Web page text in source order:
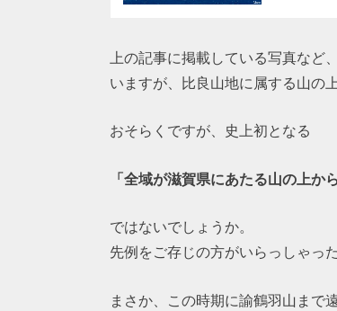
上の記事に掲載している写真など
いますが、比良山地に属する山の
おそらくですが、史上初となる
「全域が滋賀県にあたる山の上か
ではないでしょうか。
先例をご存じの方がいらっしゃっ
まさか、この時期に諭鶴羽山まで